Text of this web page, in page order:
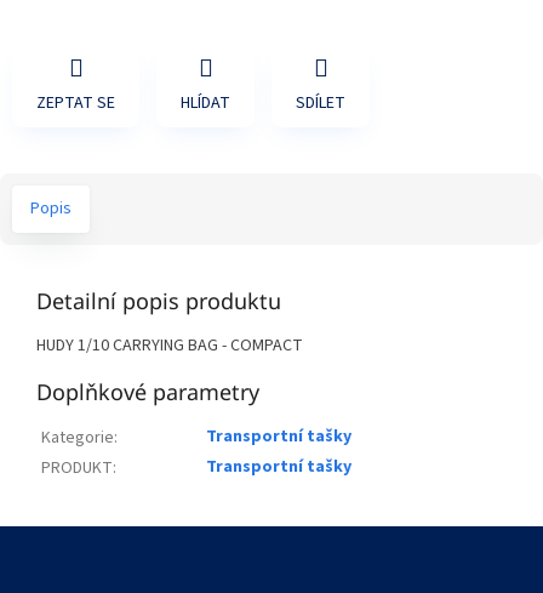
ZEPTAT SE HLÍDAT SDÍLET
Popis
Detailní popis produktu
HUDY 1/10 CARRYING BAG - COMPACT
Doplňkové parametry
Kategorie:
Transportní tašky
PRODUKT: Transportní tašky